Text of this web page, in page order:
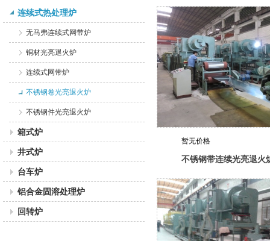
连续式热处理炉
无马弗连续式网带炉
铜材光亮退火炉
连续式网带炉
不锈钢卷光亮退火炉
不锈钢件光亮退火炉
箱式炉
井式炉
台车炉
铝合金固溶处理炉
回转炉
暂无价格
不锈钢带连续光亮退火